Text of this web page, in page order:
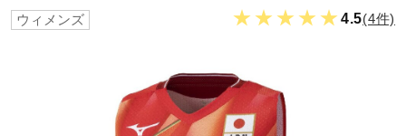
トレーニング
ウィメンズ ★★★★★ 4.5(4件)